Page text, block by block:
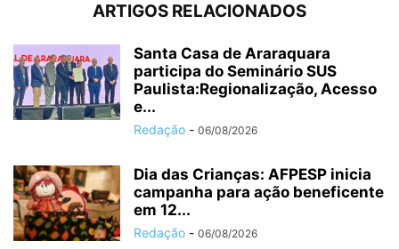
ARTIGOS RELACIONADOS
Santa Casa de Araraquara
participa do Seminário SUS
Paulista:Regionalização, Acesso
e...
Redação - 06/08/2026
Dia das Crianças: AFPESP inicia
campanha para ação beneficente
em 12...
Redação - 06/08/2026